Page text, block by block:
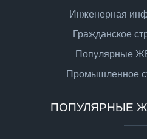
Инженерная
Гражданское
Популярные
Промышленное
ПОПУЛЯРНЫЕ